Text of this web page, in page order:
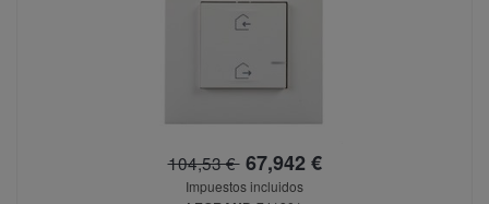
104,53 €67,942 €
Impuestos incluidos